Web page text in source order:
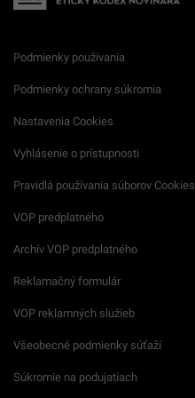
Podmienky používania
Podmienky ochrany súkromia
Nastavenia Cookies
Vyhlásenie o prístupnosti
Pravidlá používania súborov Cookies
VOP predplatného
Archív VOP predplatného
Reklamačný formulár
VOP reklamných služieb
Všeobecné podmienky súťaží
Súkromie na podujatiach